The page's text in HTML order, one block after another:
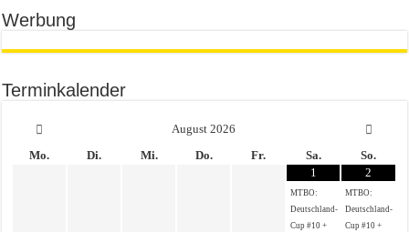
Werbung
Terminkalender
August 2026
Mo.
Di. Mi. Do. Fr. Sa.
So.
1
MTBO:
Deutschland-
Cup #10 +
2
MTBO:
Deutschland-
Cup #10 +